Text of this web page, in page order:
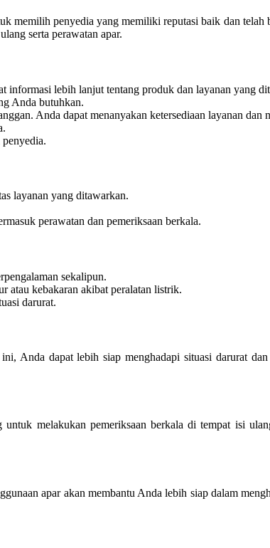
memilih penyedia yang memiliki reputasi baik dan telah
serta perawatan apar.
informasi lebih lanjut tentang produk dan layanan yang
Anda butuhkan.
Anda dapat menanyakan ketersediaan layanan dan
layanan yang ditawarkan.
perawatan dan pemeriksaan berkala.
sekalipun.
atau kebakaran akibat peralatan listrik.
darurat.
Anda dapat lebih siap menghadapi situasi darurat dan
melakukan pemeriksaan berkala di tempat isi
apar akan membantu Anda lebih siap dalam